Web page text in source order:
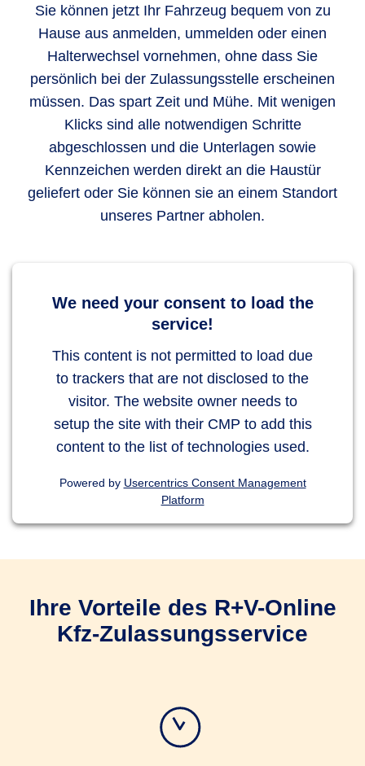
Sie können jetzt Ihr Fahrzeug bequem von zu
Hause aus anmelden, ummelden oder einen
Halterwechsel vornehmen, ohne dass Sie
persönlich bei der Zulassungsstelle erscheinen
müssen. Das spart Zeit und Mühe. Mit wenigen
Klicks sind alle notwendigen Schritte
abgeschlossen und die Unterlagen sowie
Kennzeichen werden direkt an die Haustür
geliefert oder Sie können sie an einem Standort
unseres Partner abholen.
We need your consent to load the
service!
This content is not permitted to load due
to trackers that are not disclosed to the
visitor. The website owner needs to
setup the site with their CMP to add this
content to the list of technologies used.
Powered by Usercentrics Consent Management
Platform
Ihre Vorteile des R+V-Online
Kfz-Zulassungsservice